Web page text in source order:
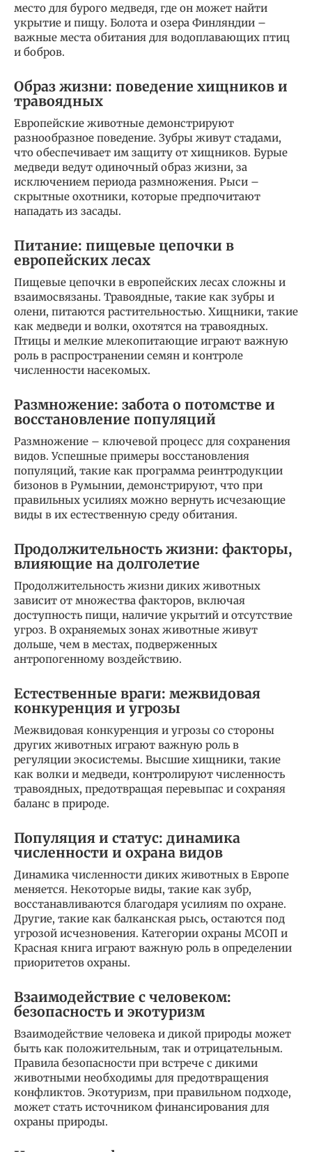
место для бурого медведя, где он может найти
укрытие и пищу. Болота и озера Финляндии –
важные места обитания для водоплавающих птиц
и бобров.
Образ жизни: поведение хищников и
травоядных
Европейские животные демонстрируют
разнообразное поведение. Зубры живут стадами,
что обеспечивает им защиту от хищников. Бурые
медведи ведут одиночный образ жизни, за
исключением периода размножения. Рыси –
скрытные охотники, которые предпочитают
нападать из засады.
Питание: пищевые цепочки в
европейских лесах
Пищевые цепочки в европейских лесах сложны и
взаимосвязаны. Травоядные, такие как зубры и
олени, питаются растительностью. Хищники, такие
как медведи и волки, охотятся на травоядных.
Птицы и мелкие млекопитающие играют важную
роль в распространении семян и контроле
численности насекомых.
Размножение: забота о потомстве и
восстановление популяций
Размножение – ключевой процесс для сохранения
видов. Успешные примеры восстановления
популяций, такие как программа реинтродукции
бизонов в Румынии, демонстрируют, что при
правильных усилиях можно вернуть исчезающие
виды в их естественную среду обитания.
Продолжительность жизни: факторы,
влияющие на долголетие
Продолжительность жизни диких животных
зависит от множества факторов, включая
доступность пищи, наличие укрытий и отсутствие
угроз. В охраняемых зонах животные живут
дольше, чем в местах, подверженных
антропогенному воздействию.
Естественные враги: межвидовая
конкуренция и угрозы
Межвидовая конкуренция и угрозы со стороны
других животных играют важную роль в
регуляции экосистемы. Высшие хищники, такие
как волки и медведи, контролируют численность
травоядных, предотвращая перевыпас и сохраняя
баланс в природе.
Популяция и статус: динамика
численности и охрана видов
Динамика численности диких животных в Европе
меняется. Некоторые виды, такие как зубр,
восстанавливаются благодаря усилиям по охране.
Другие, такие как балканская рысь, остаются под
угрозой исчезновения. Категории охраны МСОП и
Красная книга играют важную роль в определении
приоритетов охраны.
Взаимодействие с человеком:
безопасность и экотуризм
Взаимодействие человека и дикой природы может
быть как положительным, так и отрицательным.
Правила безопасности при встрече с дикими
животными необходимы для предотвращения
конфликтов. Экотуризм, при правильном подходе,
может стать источником финансирования для
охраны природы.